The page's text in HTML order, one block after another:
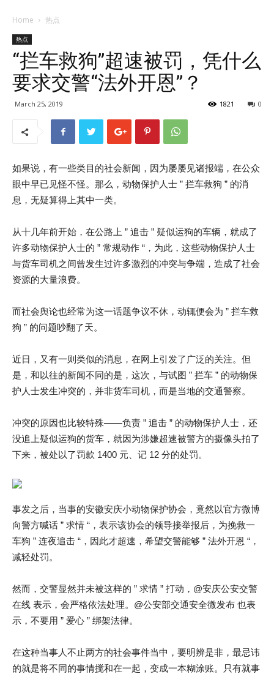
Home 热点
热点
“拦车救狗”超速被罚，凭什么
要求交警“法外开恩”？
March 25, 2019 0
1821
如果说，有一些类目的社会新闻，因为屡屡见诸报端，在公众
眼中早已见怪不怪。那么，动物保护人士 ” 拦车救狗 ” 的消
息，无疑算得上其中一类。
从十几年前开始，在公路上 ” 追击 ” 疑似运狗的车辆，就成了
许多动物保护人士的 ” 常规动作 “，为此，这些动物保护人士
与货车司机之间曾发生过许多激烈的冲突与争端，造成了社会
资源的大量浪费。
而社会舆论也经常为这一话题争议不休，动辄便会为 ” 拦车救
狗 ” 的问题吵翻了天。
近日，又有一则类似的消息，在网上引发了广泛的关注。但
是，和以往的新闻不同的是，这次，与试图 ” 拦车 ” 的动物保
护人士发生冲突的，并非货车司机，而是当地的交通警察。
冲突的原因也比较特殊——负责 ” 追击 ” 的动物保护人士，还
没追上疑似运狗的货车，就因为涉嫌超速被警方的摄像头拍了
下来，被处以了罚款 1400 元、记 12 分的处罚。
事发之后，当事的安徽安庆小动物保护协会，竟然以官方微博
向警方喊话 ” 求情 “，表示该协会的领导接举报后，为挽救一
车狗 ” 连夜追击 “，因此才超速，希望交警能够 ” 法外开恩 “，
减轻处罚。
然而，交警显然并未被这样的 ” 求情 ” 打动，@安庆公安交警
在线 表示，会严格依法处理。@公安部交通安全微发布 也表
示，不要用 ” 爱心 ” 绑架法律。
在这种当事人不止两方的社会事件当中，要明辨是非，最忌讳
的就是将不同的事情搅和在一起，变成一本糊涂账。只有就事